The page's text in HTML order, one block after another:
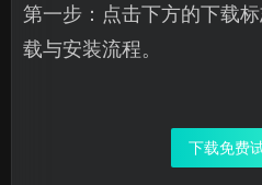
第一步：点击下方的下载
载与安装流程。
下载免费